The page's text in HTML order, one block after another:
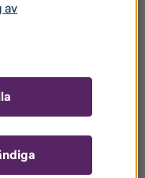
kr/ mån
av